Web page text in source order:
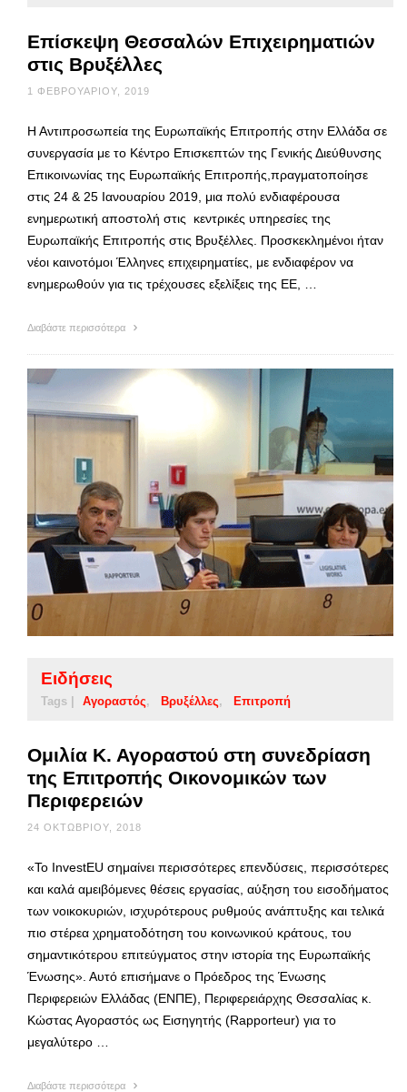
Επίσκεψη Θεσσαλών Επιχειρηματιών
στις Βρυξέλλες
1 ΦΕΒΡΟΥΑΡΊΟΥ, 2019
Η Αντιπροσωπεία της Ευρωπαϊκής Επιτροπής στην Ελλάδα σε
συνεργασία με το Κέντρο Επισκεπτών της Γενικής Διεύθυνσης
Επικοινωνίας της Ευρωπαϊκής Επιτροπής,πραγματοποίησε
στις 24 & 25 Ιανουαρίου 2019, μια πολύ ενδιαφέρουσα
ενημερωτική αποστολή στις κεντρικές υπηρεσίες της
Ευρωπαϊκής Επιτροπής στις Βρυξέλλες. Προσκεκλημένοι ήταν
νέοι καινοτόμοι Έλληνες επιχειρηματίες, με ενδιαφέρον να
ενημερωθούν για τις τρέχουσες εξελίξεις της ΕΕ, …
Διαβάστε περισσότερα
Ειδήσεις
Tags | Αγοραστός Βρυξέλλες Επιτροπή
Ομιλία Κ. Αγοραστού στη συνεδρίαση
της Επιτροπής Οικονομικών των
Περιφερειών
24 ΟΚΤΩΒΡΊΟΥ, 2018
«Το InvestEU σημαίνει περισσότερες επενδύσεις, περισσότερες
και καλά αμειβόμενες θέσεις εργασίας, αύξηση του εισοδήματος
των νοικοκυριών, ισχυρότερους ρυθμούς ανάπτυξης και τελικά
πιο στέρεα χρηματοδότηση του κοινωνικού κράτους, του
σημαντικότερου επιτεύγματος στην ιστορία της Ευρωπαϊκής
Ένωσης». Αυτό επισήμανε ο Πρόεδρος της Ένωσης
Περιφερειών Ελλάδας (ΕΝΠΕ), Περιφερειάρχης Θεσσαλίας κ.
Κώστας Αγοραστός ως Εισηγητής (Rapporteur) για το
μεγαλύτερο …
Διαβάστε περισσότερα